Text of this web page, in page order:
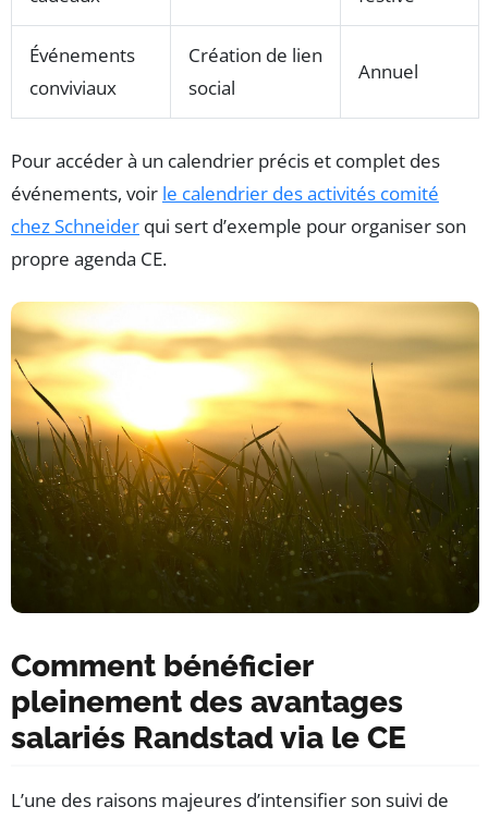
Événements
conviviaux
Création de lien
social
Annuel
Pour accéder à un calendrier précis et complet des
événements, voir le calendrier des activités comité
chez Schneider qui sert d’exemple pour organiser son
propre agenda CE.
Comment bénéficier
pleinement des avantages
salariés Randstad via le CE
L’une des raisons majeures d’intensifier son suivi de